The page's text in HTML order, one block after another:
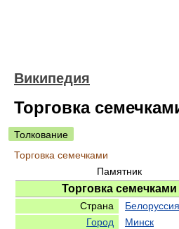
Википедия
Торговка
Толкование
Торговка семечками
Памятник
Торговка семечками
Страна
Белоруссия
Город
Минск